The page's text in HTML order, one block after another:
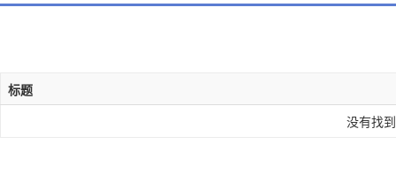
标题
没有找